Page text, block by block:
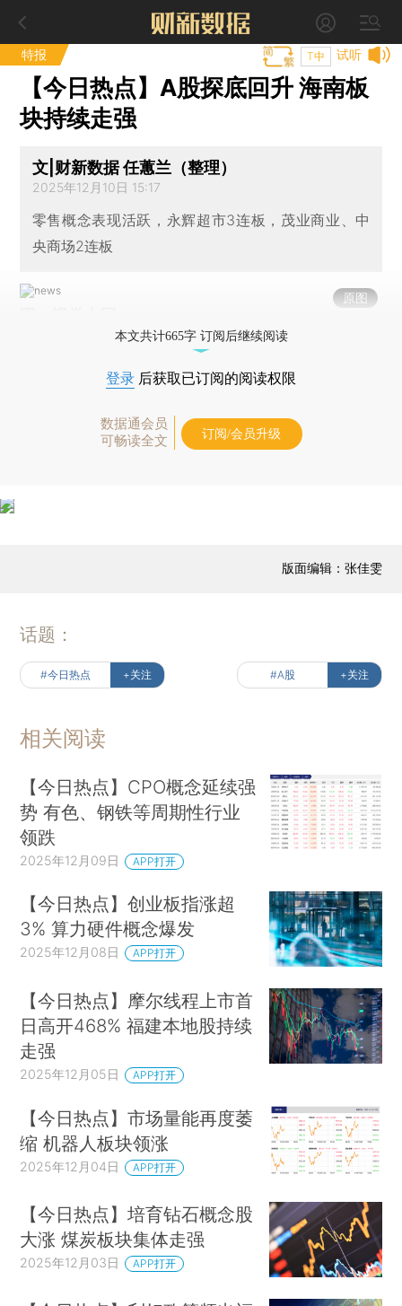
特报 试听
T中
【今日热点】A股探底回升 海南板
块持续走强
文|财新数据 任蕙兰（整理）
2025年12月10日 15:17
零售概念表现活跃，永辉超市3连板，茂业商业、中
央商场2连板
原图
本文共计665字 订阅后继续阅读
登录 后获取已订阅的阅读权限
数据通会员
可畅读全文
订阅/会员升级
版面编辑：张佳雯
话题：
#今日热点 +关注 #A股 +关注
相关阅读
【今日热点】CPO概念延续强
势 有色、钢铁等周期性行业
领跌
2025年12月09日 APP打开
【今日热点】创业板指涨超
3% 算力硬件概念爆发
2025年12月08日 APP打开
【今日热点】摩尔线程上市首
日高开468% 福建本地股持续
走强
2025年12月05日 APP打开
【今日热点】市场量能再度萎
缩 机器人板块领涨
2025年12月04日 APP打开
【今日热点】培育钻石概念股
大涨 煤炭板块集体走强
2025年12月03日 APP打开